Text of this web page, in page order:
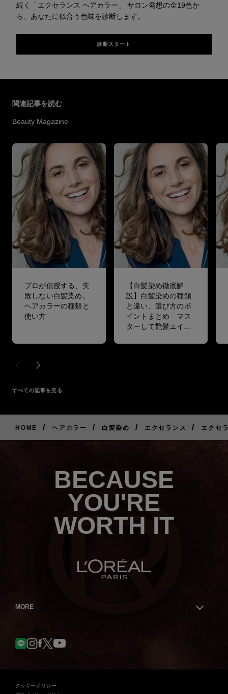
続く「エクセランス ヘアカラー」 サロン発想の全19色か
ら、あなたに似合う色味を診断します。
診断スタート
関連記事を読む
Beauty Magazine
プロが伝授する、失
敗しない白髪染め。
ヘアカラーの種類と
使い方
【白髪染め徹底解
説】白髪染めの種類
と違い、選び方のポ
イントまとめ マス
ターして艶髪エイジ
PREVIOUS CARD
NEXT CARD
すべての記事を見る
HOME / ヘアカラー / 白髪染め / エクセランス / エクセ
BECAUSE
YOU'RE
WORTH IT
MORE
クッキーポリシー